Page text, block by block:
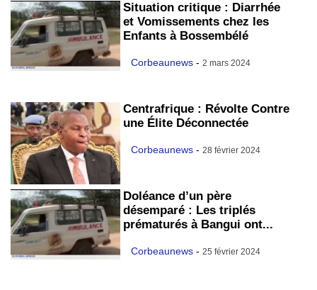
Situation critique : Diarrhée
et Vomissements chez les
Enfants à Bossembélé
Corbeaunews - 2 mars 2024
Centrafrique : Révolte Contre
une Élite Déconnectée
Corbeaunews - 28 février 2024
Doléance d’un père
désemparé : Les triplés
prématurés à Bangui ont...
Corbeaunews - 25 février 2024